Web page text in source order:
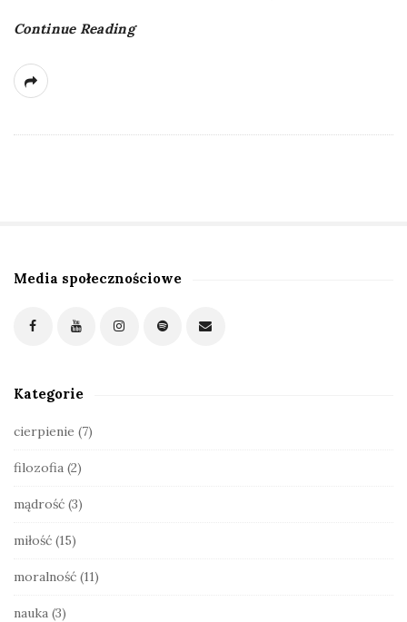
Continue Reading
S
i
d
b
a
Media społecznościowe
Kategorie
cierpienie (7)
filozofia (2)
mądrość (3)
miłość (15)
moralność (11)
nauka (3)